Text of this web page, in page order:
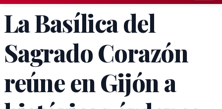
La Basílica del
Sagrado Corazón
reúne en Gijón a